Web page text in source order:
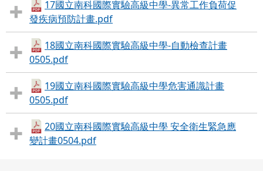
17國立南科國際實驗高級中學-異常工作負荷促
發疾病預防計畫.pdf
18國立南科國際實驗高級中學-自動檢查計畫
0505.pdf
19國立南科國際實驗高級中學危害通識計畫
0505.pdf
20國立南科國際實驗高級中學 安全衛生緊急應
變計畫0504.pdf